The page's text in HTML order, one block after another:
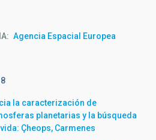
Agencia Espacial Europea
la caracterización de
planetarias y la búsqueda
Çheops, Carmenes